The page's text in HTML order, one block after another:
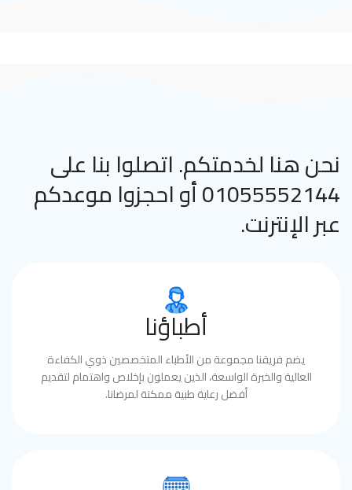
نحن هنا لخدمتكم. اتصلوا بنا على
01055552144 أو احجزوا موعدكم
عبر الإنترنت.
أطباؤنا
يضم فريقنا مجموعة من الأطباء المتخصصين ذوي الكفاءة
العالية والخبرة الواسعة، الذين يعملون بإخلاص واهتمام لتقديم
أفضل رعاية طبية ممكنة لمرضانا.